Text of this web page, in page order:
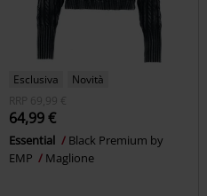
Esclusiva
Novità
RRP
69,99 €
64,99 €
Essential
Black Premium by
EMP
Maglione